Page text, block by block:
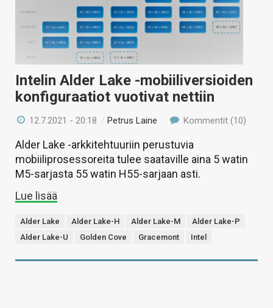
KAUPPA
VAIHDA TEEMA
HAKU
Intelin Alder Lake -mobiiliversioiden
konfiguraatiot vuotivat nettiin
12.7.2021 - 20:18 /Petrus Laine Kommentit (10)
Alder Lake -arkkitehtuuriin perustuvia
mobiiliprosessoreita tulee saataville aina 5 watin
M5-sarjasta 55 watin H55-sarjaan asti.
Lue lisää
Alder Lake Alder Lake-H Alder Lake-M
Alder Lake-P
Alder Lake-U
Golden Cove Gracemont Intel